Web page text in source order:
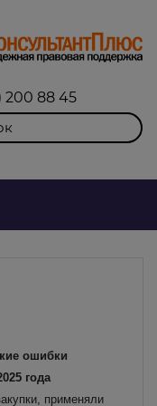
200 88 45
ошибки
года
применяли